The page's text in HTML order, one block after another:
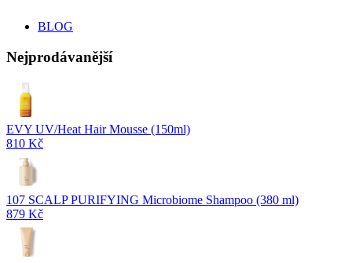
BLOG
Nejprodávanější
EVY UV/Heat Hair Mousse (150ml)
810 Kč
107 SCALP PURIFYING Microbiome Shampoo (380 ml)
879 Kč